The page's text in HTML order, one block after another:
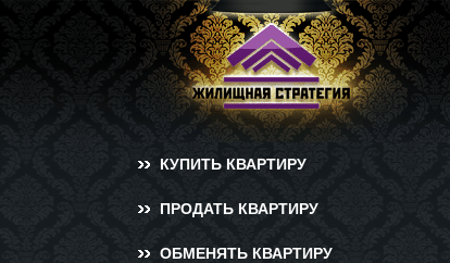
КУПИТЬ КВАРТИРУ
ПРОДАТЬ КВАРТИРУ
ОБМЕНЯТЬ КВАРТИРУ